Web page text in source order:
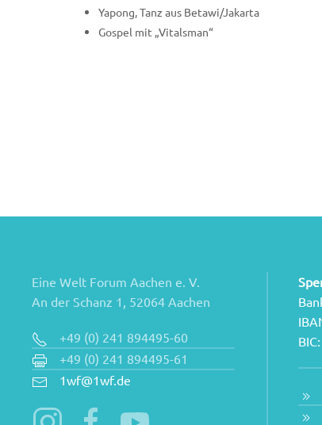
Yapong, Tanz aus Betawi/Jakarta
Gospel mit „Vitalsman“
Eine Welt Forum Aachen e. V.
An der Schanz 1, 52064 Aachen
+49 (0) 241 894495-60
+49 (0) 241 894495-61
1wf@1wf.de